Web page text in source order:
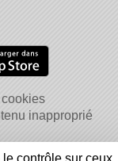
inapproprié
contrôle sur ceux